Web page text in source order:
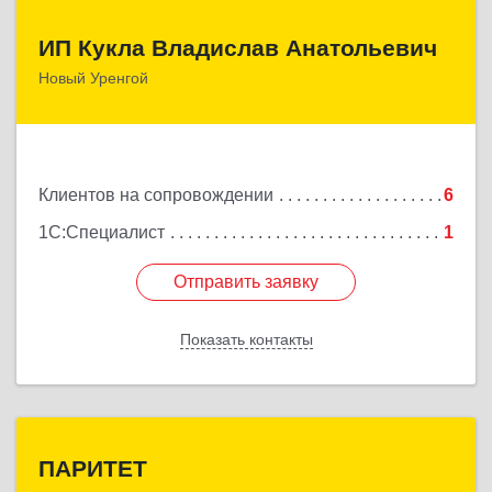
ИП Кукла Владислав Анатольевич
Новый Уренгой
Клиентов на сопровождении
6
1С:Специалист
1
Отправить заявку
Показать контакты
629306, Ямало-Ненецкий АО, Новый Уренгой г,
Отправить заявку
Назад
ПАРИТЕТ